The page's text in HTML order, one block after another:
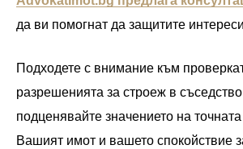
да ви помогнат да защитите
Подходете с внимание към
разрешенията за строеж в
подценявайте значението на
Вашият имот и вашето спокойствие